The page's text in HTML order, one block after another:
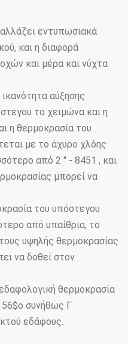
εντυπωσιακά
και η διαφορά
και μέρα και νύχτα
αύξησης
το χειμώνα και η
η θερμοκρασία του
με το άχυρο χλόης
από 2 " - 8451 , και
μπορεί να
του υπόστεγου
από υπαίθρια, το
υψηλής θερμοκρασίας
να δοθεί στον
θερμοκρασία
56$ο συνήθως Γ
εδάφους.